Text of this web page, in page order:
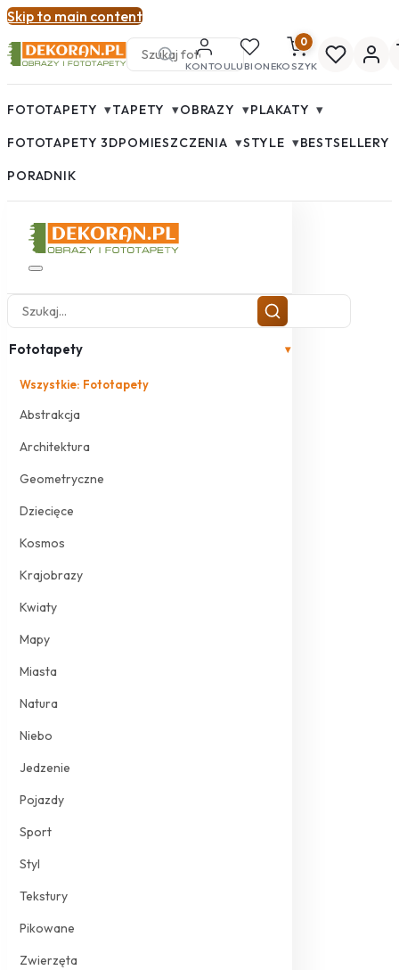
Skip to main content
KONTOULUBIONE
0
KOSZYK
FOTOTAPETY ▾TAPETY ▾OBRAZY ▾PLAKATY ▾
FOTOTAPETY 3DPOMIESZCZENIA ▾STYLE ▾BESTSELLERY
PORADNIK
Fototapety ▾
Wszystkie: Fototapety
Abstrakcja
Architektura
Geometryczne
Dziecięce
Kosmos
Krajobrazy
Kwiaty
Mapy
Miasta
Natura
Niebo
Jedzenie
Pojazdy
Sport
Styl
Tekstury
Pikowane
Zwierzęta